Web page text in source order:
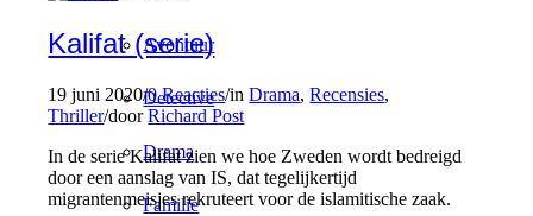
Avontuur
Detective
Drama
Familie
Kalifat (serie)
19 juni 2020/0 Reacties/inDrama,Recensies,
Thriller/doorRichard Post
In de serie Kalifat zien we hoe Zweden wordt bedreigd
door een aanslag van IS, dat tegelijkertijd
migrantenmeisjes rekruteert voor de islamitische zaak.